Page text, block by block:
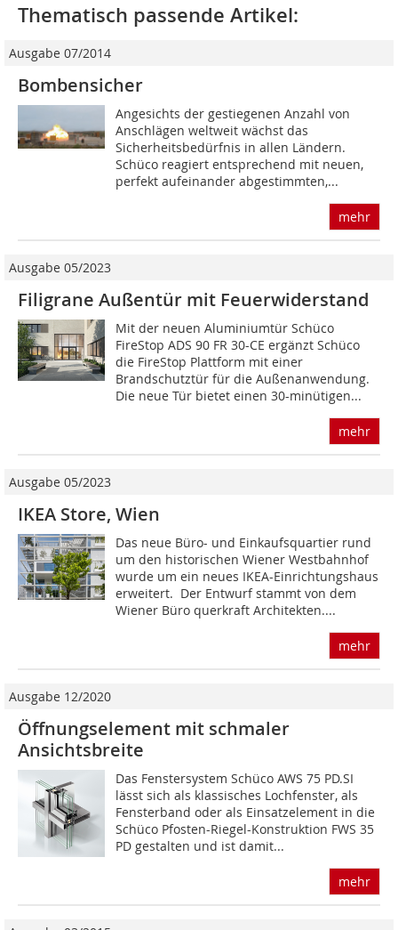
Thematisch passende Artikel:
Ausgabe 07/2014
Bombensicher
Angesichts der gestiegenen Anzahl von
Anschlägen weltweit wächst das
Sicherheitsbedürfnis in allen Ländern.
Schüco reagiert entsprechend mit neuen,
perfekt aufeinander abgestimmten,...
mehr
Ausgabe 05/2023
Filigrane Außentür mit Feuerwiderstand
Mit der neuen Aluminiumtür Schüco
FireStop ADS 90 FR 30-CE ergänzt Schüco
die FireStop Plattform mit einer
Brandschutztür für die Außenanwendung.
Die neue Tür bietet einen 30-minütigen...
mehr
Ausgabe 05/2023
IKEA Store, Wien
Das neue Büro- und Einkaufsquartier rund
um den historischen Wiener Westbahnhof
wurde um ein neues IKEA-Einrichtungshaus
erweitert. Der Entwurf stammt von dem
Wiener Büro querkraft Architekten....
mehr
Ausgabe 12/2020
Öffnungselement mit schmaler
Ansichtsbreite
Das Fenstersystem Schüco AWS 75 PD.SI
lässt sich als klassisches Lochfenster, als
Fensterband oder als Einsatzelement in die
Schüco Pfosten-Riegel-Konstruktion FWS 35
PD gestalten und ist damit...
mehr